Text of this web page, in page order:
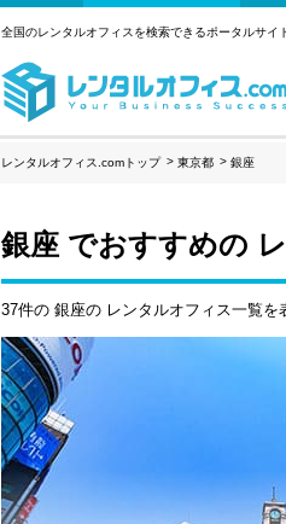
全国のレンタルオフィスを検索できるポータルサイ
レンタルオフィス.comトップ 東京都 銀座
銀座 でおすすめの
37件の 銀座の レンタルオフィス一覧を